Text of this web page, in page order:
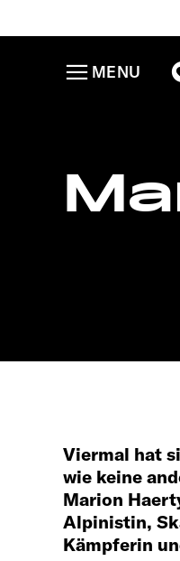
MENU
Viermal hat
wie keine
Marion
Alpinistin,
Kämpferin